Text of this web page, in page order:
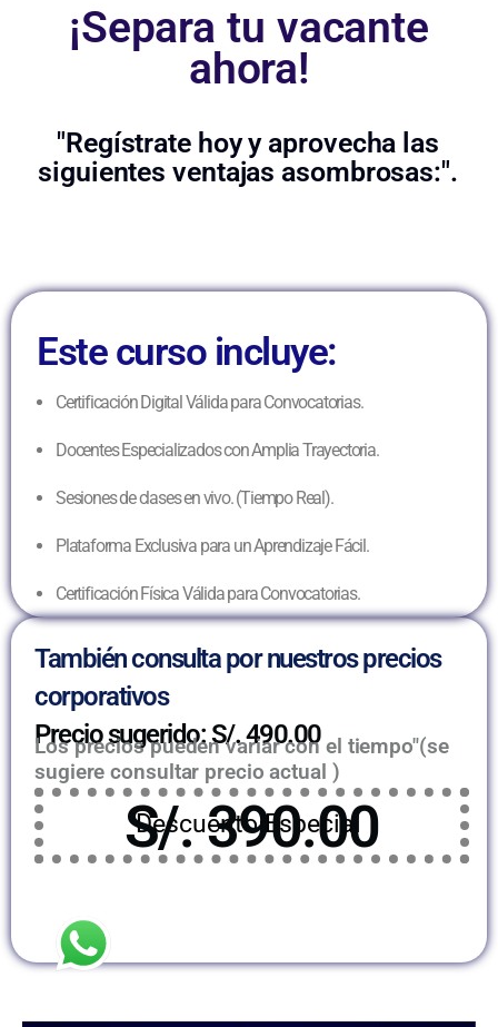
¡Separa tu vacante
ahora!
"Regístrate hoy y aprovecha las
siguientes ventajas asombrosas:".
Este curso incluye:
Certificación Digital Válida para Convocatorias.
Docentes Especializados con Amplia Trayectoria.
Sesiones de clases en vivo. (Tiempo Real).
Plataforma Exclusiva para un Aprendizaje Fácil.
Certificación Física Válida para Convocatorias.
También consulta por nuestros precios
corporativos
Precio sugerido: S/. 490.00
Los precios pueden variar con el tiempo"(se
sugiere consultar precio actual )
Descuento Especial
S/. 390.00